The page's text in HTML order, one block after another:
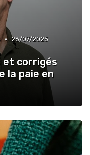
• 26/07/2025
et corrigés
la paie en